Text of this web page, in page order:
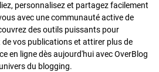
personnalisez et partagez facilement
avec une communauté active de
des outils puissants pour
vos publications et attirer plus de
en ligne dès aujourd'hui avec OverBlog
du blogging.